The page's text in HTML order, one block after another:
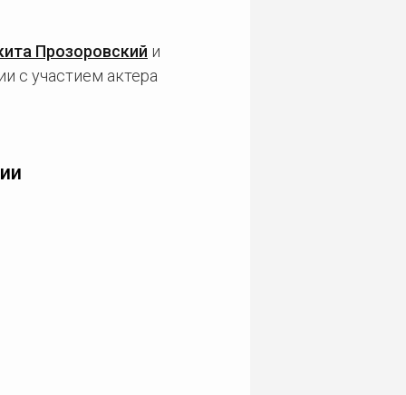
Прозоровский и
с участием актера